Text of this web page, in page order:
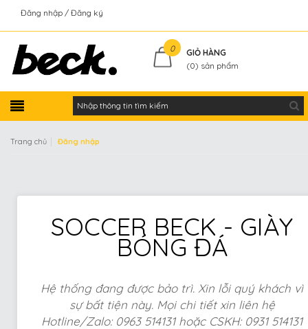
Đăng nhập Đăng ký
0
GIỎ HÀNG
(0) sản phẩm
Trang chủ Đăng nhập
SOCCER BECK - GIÀY
BÓNG ĐÁ
Hệ thống đang được bảo trì. Xin lỗi quý khách vì
sự bất tiện này. Mọi chi tiết xin liên hệ
Hotline/Zalo: 0963 514131 hoặc CSKH: 0931 514131